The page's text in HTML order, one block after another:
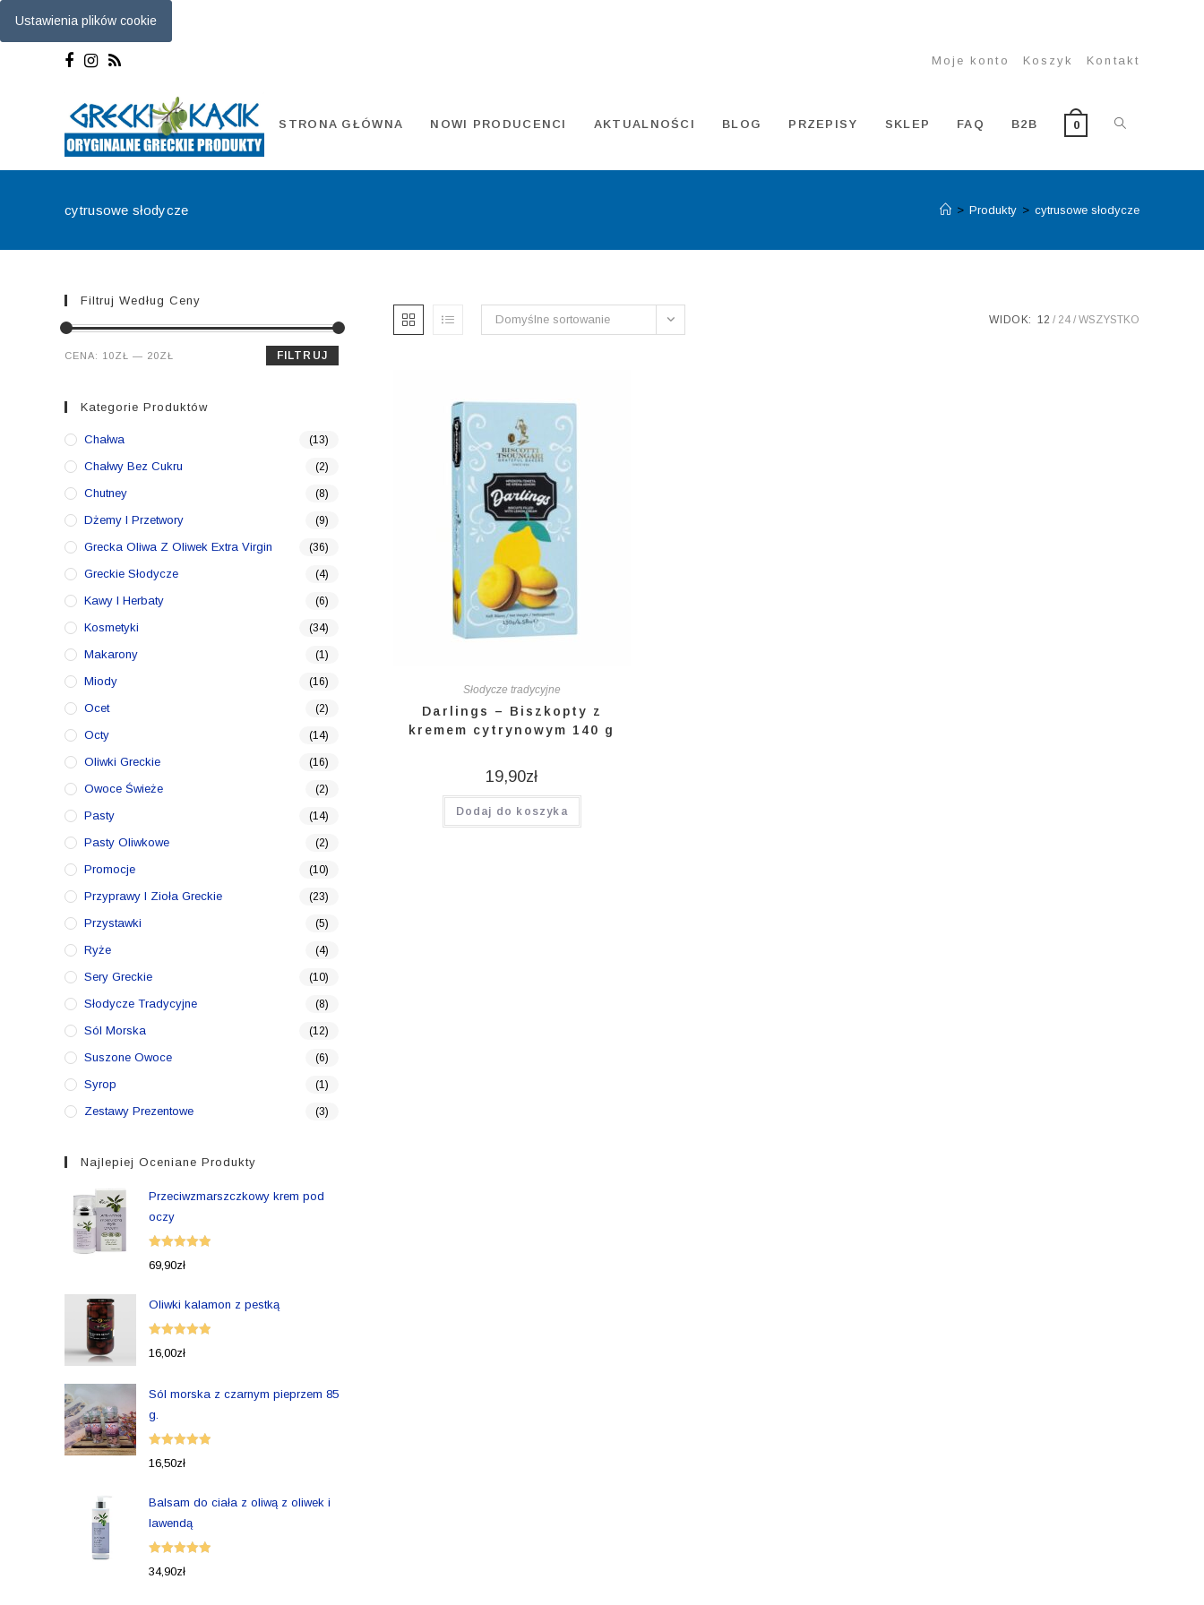
Ustawienia plików cookie
Moje konto Koszyk Kontakt
STRONA GŁÓWNA NOWI PRODUCENCI AKTUALNOŚCI BLOG PRZEPISY SKLEP FAQ B2B 0 TOGGLE
WEBSITE
cytrusowe słodycze > Produkty > cytrusowe słodycze
Domyślne sortowanie WIDOK: 12 24 WSZYSTKO
Słodycze tradycyjne
Darlings – Biszkopty z
kremem cytrynowym 140 g
19,90zł
Dodaj do koszyka
Filtruj Według Ceny
Cena
Cena
FILTRUJ
CENA: 10ZŁ — 20ZŁ
Kategorie Produktów
Chałwa (13)
Chałwy Bez Cukru (2)
Chutney (8)
Dżemy I Przetwory (9)
Grecka Oliwa Z Oliwek Extra Virgin (36)
Greckie Słodycze (4)
Kawy I Herbaty (6)
Kosmetyki (34)
Makarony (1)
Miody (16)
Ocet (2)
Octy (14)
Oliwki Greckie (16)
Owoce Świeże (2)
Pasty (14)
Pasty Oliwkowe (2)
Promocje (10)
Przyprawy I Zioła Greckie (23)
Przystawki (5)
Ryże (4)
Sery Greckie (10)
Słodycze Tradycyjne (8)
Sól Morska (12)
Suszone Owoce (6)
Syrop (1)
Zestawy Prezentowe (3)
Najlepiej Oceniane Produkty
Przeciwzmarszczkowy krem pod
oczy
Oceniono
69,90zł
Oliwki kalamon z pestką
Oceniono
16,00zł
Sól morska z czarnym pieprzem 85
g.
Oceniono
16,50zł
Balsam do ciała z oliwą z oliwek i
lawendą
Oceniono
34,90zł